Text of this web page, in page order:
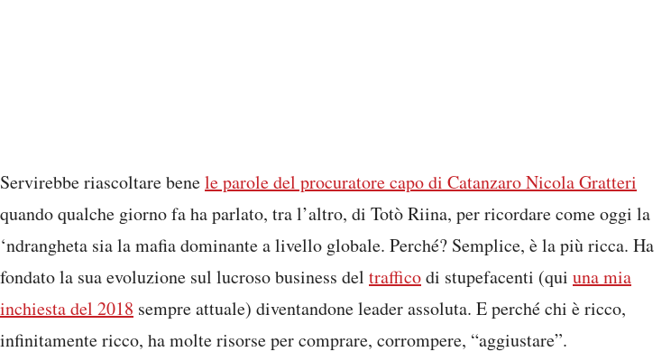
Servirebbe riascoltare benele parole del procuratore capo di Catanzaro Nicola Gratteri
quando qualche giorno fa ha parlato, tra l’altro, di Totò Riina, per ricordare come oggi la
‘ndrangheta sia la mafia dominante a livello globale. Perché? Semplice, è la più ricca. Ha
fondato la sua evoluzione sul lucroso business del trafficodi stupefacenti (qui una mia
inchiesta del 2018 sempre attuale) diventandone leader assoluta. E perché chi è ricco,
infinitamente ricco, ha molte risorse per comprare, corrompere, “aggiustare”.